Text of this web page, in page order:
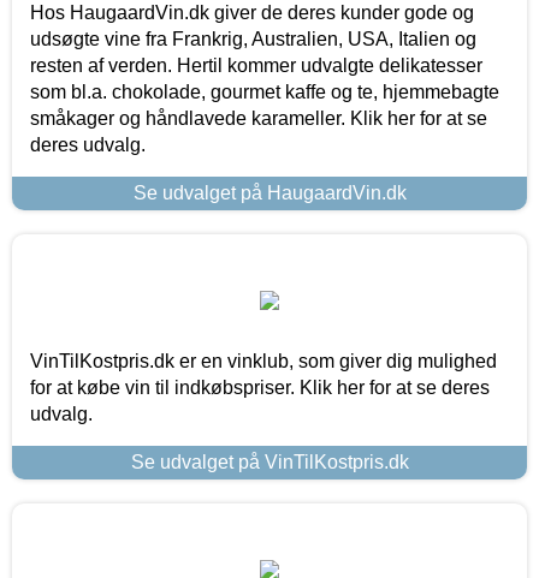
Hos HaugaardVin.dk giver de deres kunder gode og
udsøgte vine fra Frankrig, Australien, USA, Italien og
resten af verden. Hertil kommer udvalgte delikatesser
som bl.a. chokolade, gourmet kaffe og te, hjemmebagte
småkager og håndlavede karameller. Klik her for at se
deres udvalg.
Se udvalget på HaugaardVin.dk
VinTilKostpris.dk er en vinklub, som giver dig mulighed
for at købe vin til indkøbspriser. Klik her for at se deres
udvalg.
Se udvalget på VinTilKostpris.dk